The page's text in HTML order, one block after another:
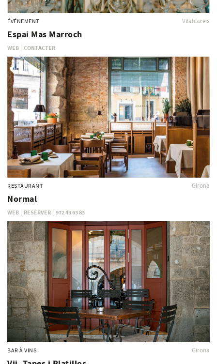
ÉVÉNEMENT
Espai Mas Marroch
WEB CONTACTER
Vilablareix
RESTAURANT
Normal
WEB RESERVER 972 43 63 83
Girona
BAR À VINS Girona